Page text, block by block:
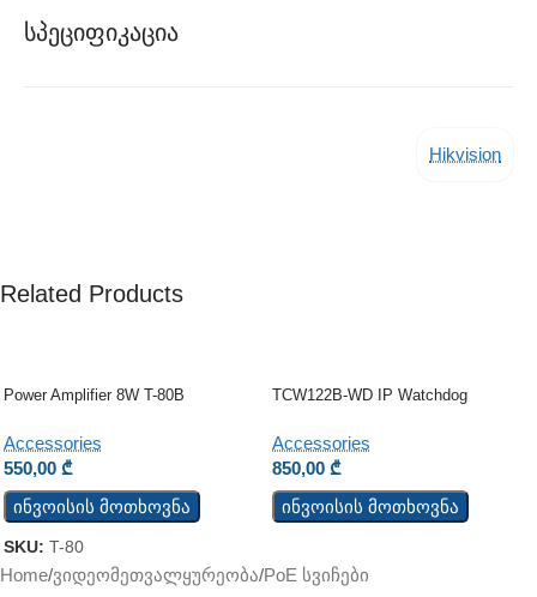
Სპეციფიკაცია
Hikvision
Related Products
Power Amplifier 8W T-80B
Accessories
550,00 ₾
ინვოისის მოთხოვნა
SKU: T-80
TCW122B-WD IP Watchdog
Accessories
850,00 ₾
ინვოისის მოთხოვნა
Home/ვიდეომეთვალყურეობა/PoE სვიჩები